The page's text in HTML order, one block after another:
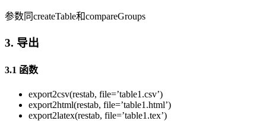
参数同createTable和compareGroups
3. 导出
3.1 函数
export2csv(restab, file=’table1.csv’)
export2html(restab, file=’table1.html’)
export2latex(restab, file=’table1.tex’)